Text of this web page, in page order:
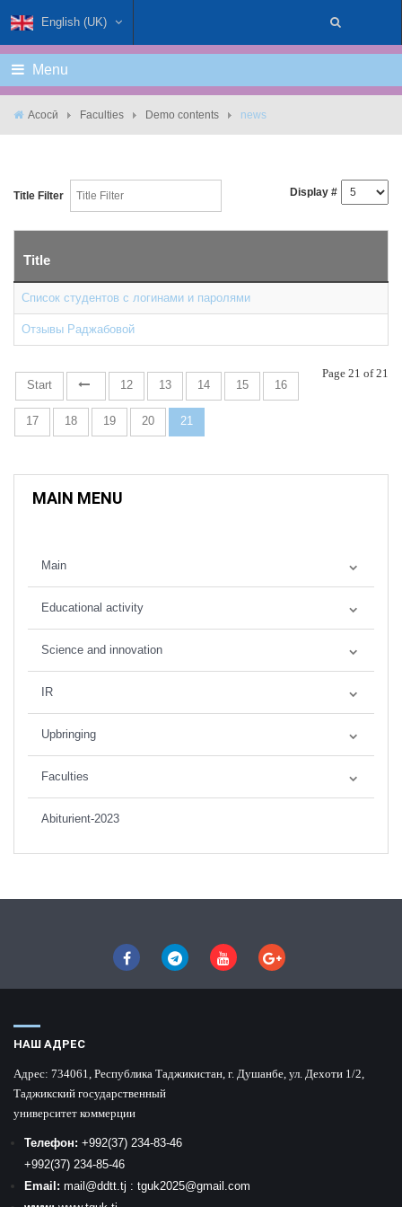
English (UK)
Menu
Асосӣ Faculties Demo contents news
Title Filter Display #
Title
Список студентов с логинами и паролями
Отзывы Раджабовой
Page 21 of 21
Start
12 13 14 15 16
17 18 19 20 21
MAIN MENU
Main
Educational activity
Science and innovation
IR
Upbringing
Faculties
Abiturient-2023
НАШ АДРЕС
Адрес: 734061, Республика Таджикистан, г. Душанбе, ул. Дехоти 1/2,
Таджикский государственный
университет коммерции
Телефон: +992(37) 234-83-46
+992(37) 234-85-46
Email: mail @ddtt.tj : tguk2025@gmail.com